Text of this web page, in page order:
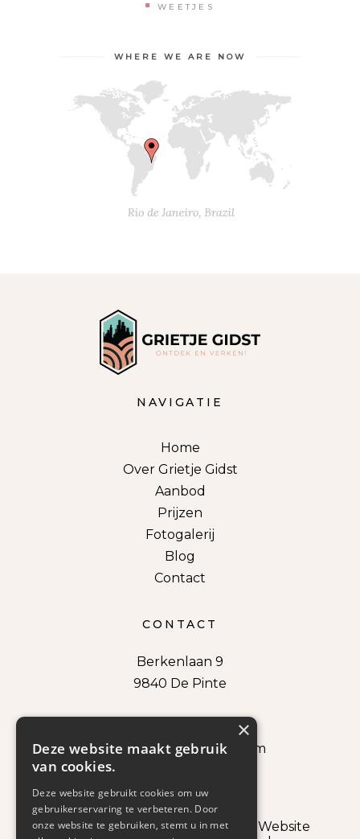
WEETJES
WHERE WE ARE NOW
NAVIGATIE
Home
Over Grietje Gidst
Aanbod
Prijzen
Fotogalerij
Blog
Contact
CONTACT
Berkenlaan 9
9840 De Pinte
griet.vanacker@gmail.com
BTW: BE0721862122
Copyright © 2023 Grietje Gidst | Website
×
Deze website maakt gebruik
van cookies.
Deze website gebruikt cookies om uw
gebruikerservaring te verbeteren. Door
onze website te gebruiken, stemt u in met